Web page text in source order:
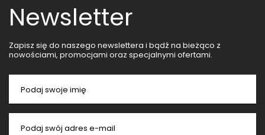
Newsletter
Zapisz się do naszego newslettera i bądź na bieżąco z
nowościami, promocjami oraz specjalnymi ofertami.
Podaj swoje imię
Podaj swój adres e-mail